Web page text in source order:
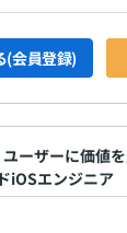
(会員登録)
ユーザーに価値
iOSエンジニア